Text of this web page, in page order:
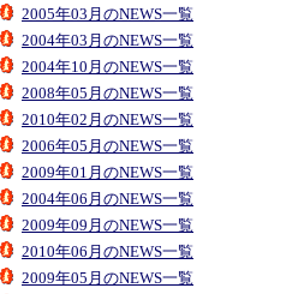
2005年03月のNEWS一覧
2004年03月のNEWS一覧
2004年10月のNEWS一覧
2008年05月のNEWS一覧
2010年02月のNEWS一覧
2006年05月のNEWS一覧
2009年01月のNEWS一覧
2004年06月のNEWS一覧
2009年09月のNEWS一覧
2010年06月のNEWS一覧
2009年05月のNEWS一覧